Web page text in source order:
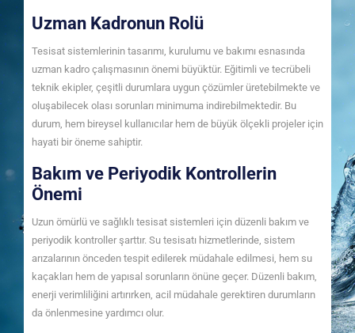
Uzman Kadronun Rolü
Tesisat sistemlerinin tasarımı, kurulumu ve bakımı esnasında
uzman kadro çalışmasının önemi büyüktür. Eğitimli ve tecrübeli
teknik ekipler, çeşitli durumlara uygun çözümler üretebilmekte ve
oluşabilecek olası sorunları minimuma indirebilmektedir. Bu
durum, hem bireysel kullanıcılar hem de büyük ölçekli projeler için
hayati bir öneme sahiptir.
Bakım ve Periyodik Kontrollerin
Önemi
Uzun ömürlü ve sağlıklı tesisat sistemleri için düzenli bakım ve
periyodik kontroller şarttır. Su tesisatı hizmetlerinde, sistem
arızalarının önceden tespit edilerek müdahale edilmesi, hem su
kaçakları hem de yapısal sorunların önüne geçer. Düzenli bakım,
enerji verimliliğini artırırken, acil müdahale gerektiren durumların
da önlenmesine yardımcı olur.